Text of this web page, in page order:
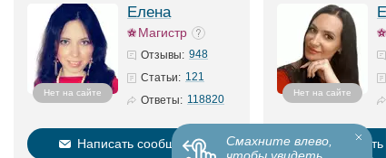
Смахните влево,
чтобы увидеть
Нет на сайте
Елена
Магистр
Отзывы: 948
Статьи: 121
Ответы: 118820
Написать сообщение
Нет на сайте